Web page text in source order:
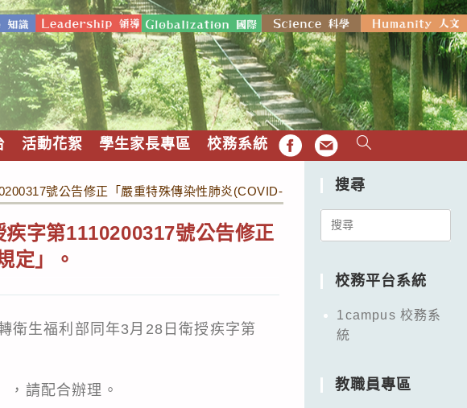
活動花絮 學生家長專區 校務系統 FB EMAIL
號公告修正「嚴重特殊傳染性肺炎(COVID-19)防疫措施裁罰規定」。
字第1110200317號公告修正
定」。
衛生福利部同年3月28日衛授疾字第
，請配合辦理。
搜尋
Search
校務平台系統
1campus 校務系
統
教職員專區